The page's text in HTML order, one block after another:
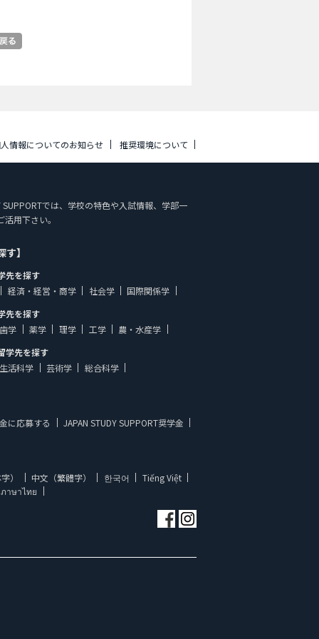
情報についてのお知らせ 推奨環境について
では、学校の特色や入試情報、学部一
用下さい。
】
先を探す
経済・経営・商学 社会学
国際関係学
先を探す
学 薬学 理学 工学
農・水産学
学先を探す
生活科学 芸術学 総合科学
に応募する JAPAN STUDY SUPPORT奨学金
） 中文（繁體字） 한국어
Tiếng Việt
ภาษาไทย